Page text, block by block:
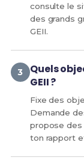
consulte le
des grands
GEII.
Quels
GEII ?
Fixe des
Demande
propose des
ton rapport